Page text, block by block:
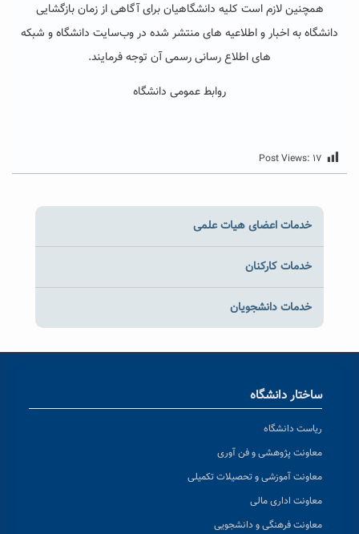
همچنین لازم است کلیه دانشگاهیان برای آگاهی از زمان بازگشایی
دانشگاه به اخبار و اطلاعیه های منتشر شده در وب‌سایت دانشگاه و شبکه
های اطلاع رسانی رسمی آن توجه فرمایند.
روابط عمومی دانشگاه
Post Views: ۱۷
خدمات اعضای هیات علمی
خدمات کارکنان
خدمات دانشجویان
ساختار دانشگاه
ریاست دانشگاه
معاونت پژوهشی و فن آوری
معاونت آموزشی و تحصیلات تکمیلی
معاونت اداری مالی
معاونت فرهنگی و دانشجویی